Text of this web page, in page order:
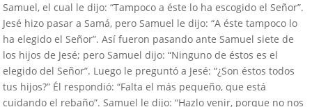
Samuel, el cual le dijo: “Tampoco a éste lo ha escogido el Señor”.
Jesé hizo pasar a Samá, pero Samuel le dijo: “A éste tampoco lo
ha elegido el Señor”. Así fueron pasando ante Samuel siete de
los hijos de Jesé; pero Samuel dijo: “Ninguno de éstos es el
elegido del Señor”. Luego le preguntó a Jesé: “¿Son éstos todos
tus hijos?” Él respondió: “Falta el más pequeño, que está
cuidando el rebaño”. Samuel le dijo: “Hazlo venir, porque no nos